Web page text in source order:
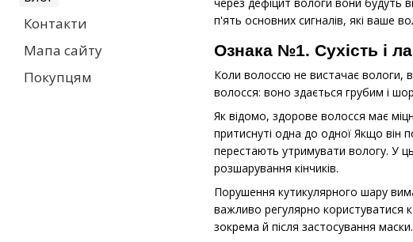
п'ять основних сигналів, які ваше
Ознака №1. Сухість і
Коли волоссю не вистачає вологи,
волосся: воно здається грубим і
Як відомо, здорове волосся має
притиснуті одна до одної Якщо він
перестають утримувати вологу. У
розшарування кінчиків.
Порушення кутикулярного шару
важливо регулярно користуватися
зокрема й після застосування маски.
Контакти
Мапа сайту
Покупцям